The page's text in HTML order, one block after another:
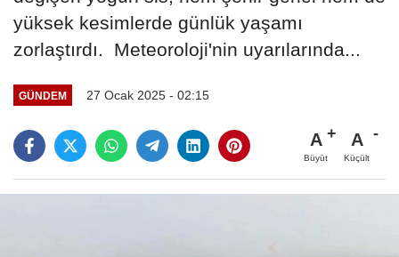
yüksek kesimlerde günlük yaşamı
zorlaştırdı. Meteoroloji'nin uyarılarında...
GÜNDEM 27 Ocak 2025 - 02:15
A
Büyüt
A
Küçült